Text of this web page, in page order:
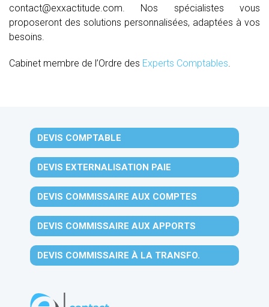
contact@exxactitude.com. Nos spécialistes vous
proposeront des solutions personnalisées, adaptées à vos
besoins.
Cabinet membre de l’Ordre des Experts Comptables
DEVIS COMPTABLE
DEVIS EXTERNALISATION PAIE
DEVIS COMMISSAIRE AUX COMPTES
DEVIS COMMISSAIRE AUX APPORTS
DEVIS COMMISSAIRE À LA TRANSFO.